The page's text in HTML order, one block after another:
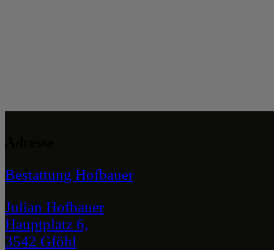
Bestattung Hofbauer
Julian Hofbauer
Hauptplatz 6,
3542 Gföhl